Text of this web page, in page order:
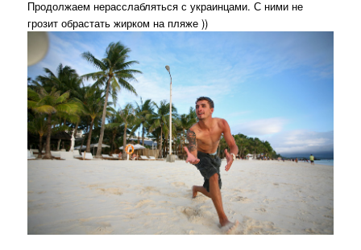
Продолжаем нерасслабляться с украинцами. С ними не
грозит обрастать жирком на пляже ))